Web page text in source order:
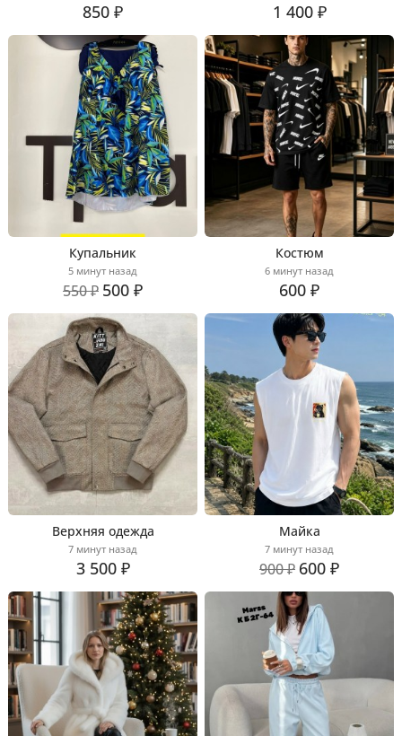
850 ₽ 1 400 ₽
Купальник
5 минут назад
550 ₽ 500 ₽
Костюм
6 минут назад
600 ₽
Верхняя одежда
7 минут назад
3 500 ₽
Майка
7 минут назад
900 ₽ 600 ₽